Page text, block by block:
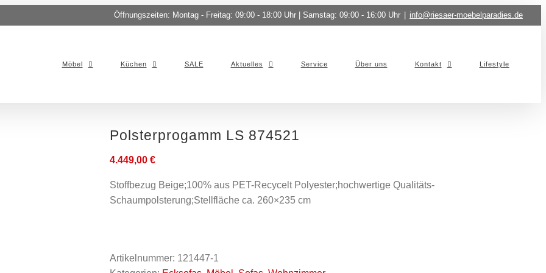
Öffnungszeiten: Montag - Freitag: 09:00 - 18:00 Uhr | Samstag: 09:00 - 16:00 Uhr info@riesaer-moebelparadies.de
Möbel Küchen SALE Aktuelles Service Über uns Kontakt Lifestyle
Polsterprogamm LS 874521
4.449,00 €
Stoffbezug Beige;100% aus PET-Recycelt Polyester;hochwertige Qualitäts-
Schaumpolsterung;Stellfläche ca. 260×235 cm
Artikelnummer: 121447-1